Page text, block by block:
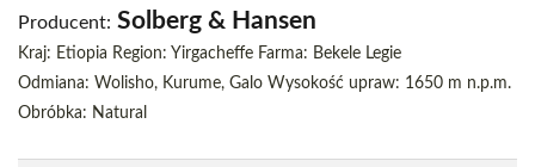
Producent: Solberg & Hansen
Kraj: Etiopia Region: Yirgacheffe Farma: Bekele Legie
Odmiana: Wolisho, Kurume, Galo Wysokość upraw: 1650 m n.p.m.
Obróbka: Natural